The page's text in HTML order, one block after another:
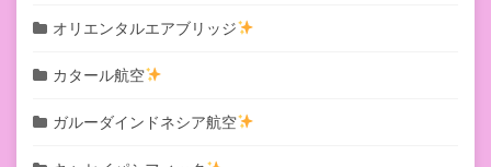
オリエンタルエアブリッジ
カタール航空
ガルーダインドネシア航空